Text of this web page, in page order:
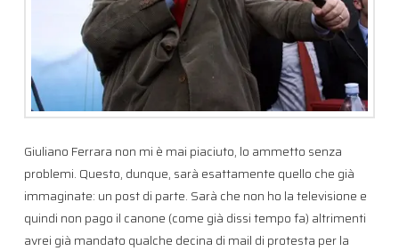
Giuliano Ferrara non mi è mai piaciuto, lo ammetto senza
problemi. Questo, dunque, sarà esattamente quello che già
immaginate: un post di parte. Sarà che non ho la televisione e
quindi non pago il canone (come già dissi tempo fa) altrimenti
avrei già mandato qualche decina di mail di protesta per la